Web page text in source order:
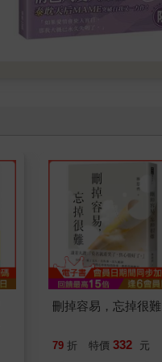
刪掉容易，忘掉很難
79 折 特價 332 元